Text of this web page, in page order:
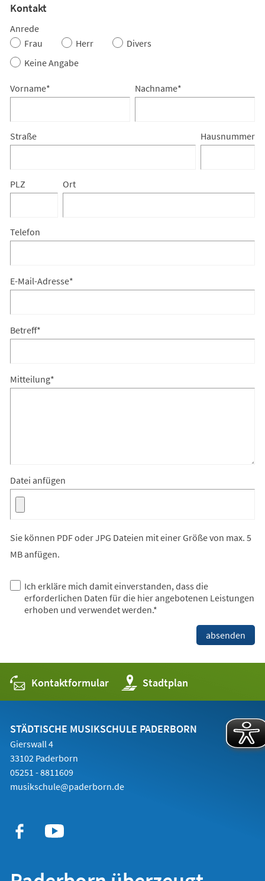
Kontakt
Kontakt
Anrede
Frau
Herr
Divers
Keine Angabe
Vorname* Nachname*
Straße Hausnummer
PLZ Ort
Telefon
E-Mail-Adresse*
Betreff*
Mitteilung*
Datei anfügen
Sie können PDF oder JPG Dateien mit einer Größe von max. 5
MB anfügen.
Datenschutz
Ich erkläre mich damit einverstanden, dass die
erforderlichen Daten für die hier angebotenen Leistungen
erhoben und verwendet werden.*
dieses
Feld
leer.
absenden
Kontaktformular Stadtplan
(Öffnet
in
einem
Tab)
STÄDTISCHE MUSIKSCHULE PADERBORN
Gierswall 4
33102 Paderborn
05251 - 8811609
musikschule@paderborn.de